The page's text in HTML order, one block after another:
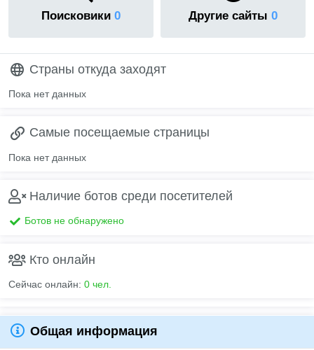
Поисковики 0 Другие сайты 0
Страны откуда заходят
Пока нет данных
Самые посещаемые страницы
Пока нет данных
Наличие ботов среди посетителей
Ботов не обнаружено
Кто онлайн
Сейчас онлайн: 0 чел.
Общая информация